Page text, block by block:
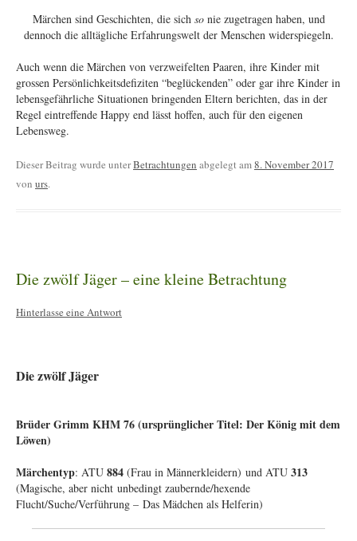
Märchen sind Geschichten, die sich sonie zugetragen haben, und
dennoch die alltägliche Erfahrungswelt der Menschen widerspiegeln.
Auch wenn die Märchen von verzweifelten Paaren, ihre Kinder mit
grossen Persönlichkeitsdefiziten “beglückenden” oder gar ihre Kinder in
lebensgefährliche Situationen bringenden Eltern berichten, das in der
Regel eintreffende Happy end lässt hoffen, auch für den eigenen
Lebensweg.
Dieser Beitrag wurde unterBetrachtungen abgelegt am 8. November 2017
von urs.
Die zwölf Jäger – eine kleine Betrachtung
Hinterlasse eine Antwort
Die zwölf Jäger
Brüder Grimm KHM 76 (ursprünglicher Titel: Der König mit dem
Löwen)
Märchentyp: ATU 884 (Frau in Männerkleidern) und ATU 313
(Magische, aber nicht unbedingt zaubernde/hexende
Flucht/Suche/Verführung – Das Mädchen als Helferin)